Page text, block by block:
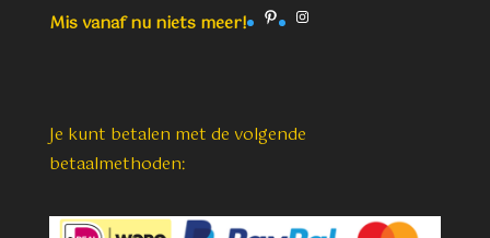
Mis vanaf nu niets meer! PinterestInstagram
Je kunt betalen met de volgende
betaalmethoden: